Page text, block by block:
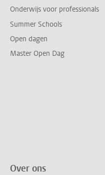
Onderwijs voor professionals
Summer Schools
Open dagen
Master Open Dag
Over ons